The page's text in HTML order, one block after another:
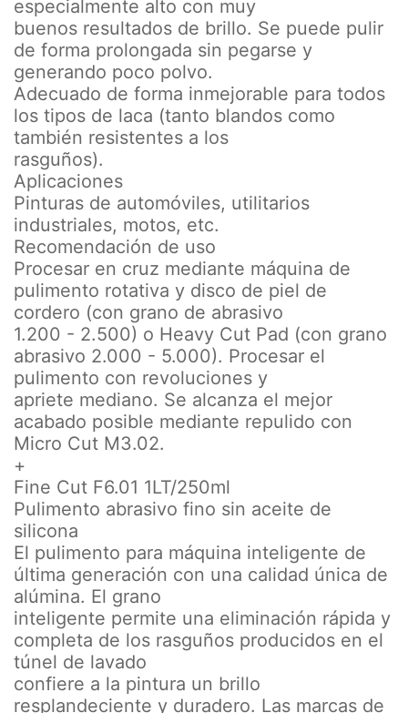
especialmente alto con muy
buenos resultados de brillo. Se puede pulir
de forma prolongada sin pegarse y
generando poco polvo.
Adecuado de forma inmejorable para todos
los tipos de laca (tanto blandos como
también resistentes a los
rasguños).
Aplicaciones
Pinturas de automóviles, utilitarios
industriales, motos, etc.
Recomendación de uso
Procesar en cruz mediante máquina de
pulimento rotativa y disco de piel de
cordero (con grano de abrasivo
1.200 - 2.500) o Heavy Cut Pad (con grano
abrasivo 2.000 - 5.000). Procesar el
pulimento con revoluciones y
apriete mediano. Se alcanza el mejor
acabado posible mediante repulido con
Micro Cut M3.02.
+
Fine Cut F6.01 1LT/250ml
Pulimento abrasivo fino sin aceite de
silicona
El pulimento para máquina inteligente de
última generación con una calidad única de
alúmina. El grano
inteligente permite una eliminación rápida y
completa de los rasguños producidos en el
túnel de lavado
confiere a la pintura un brillo
resplandeciente y duradero. Las marcas de